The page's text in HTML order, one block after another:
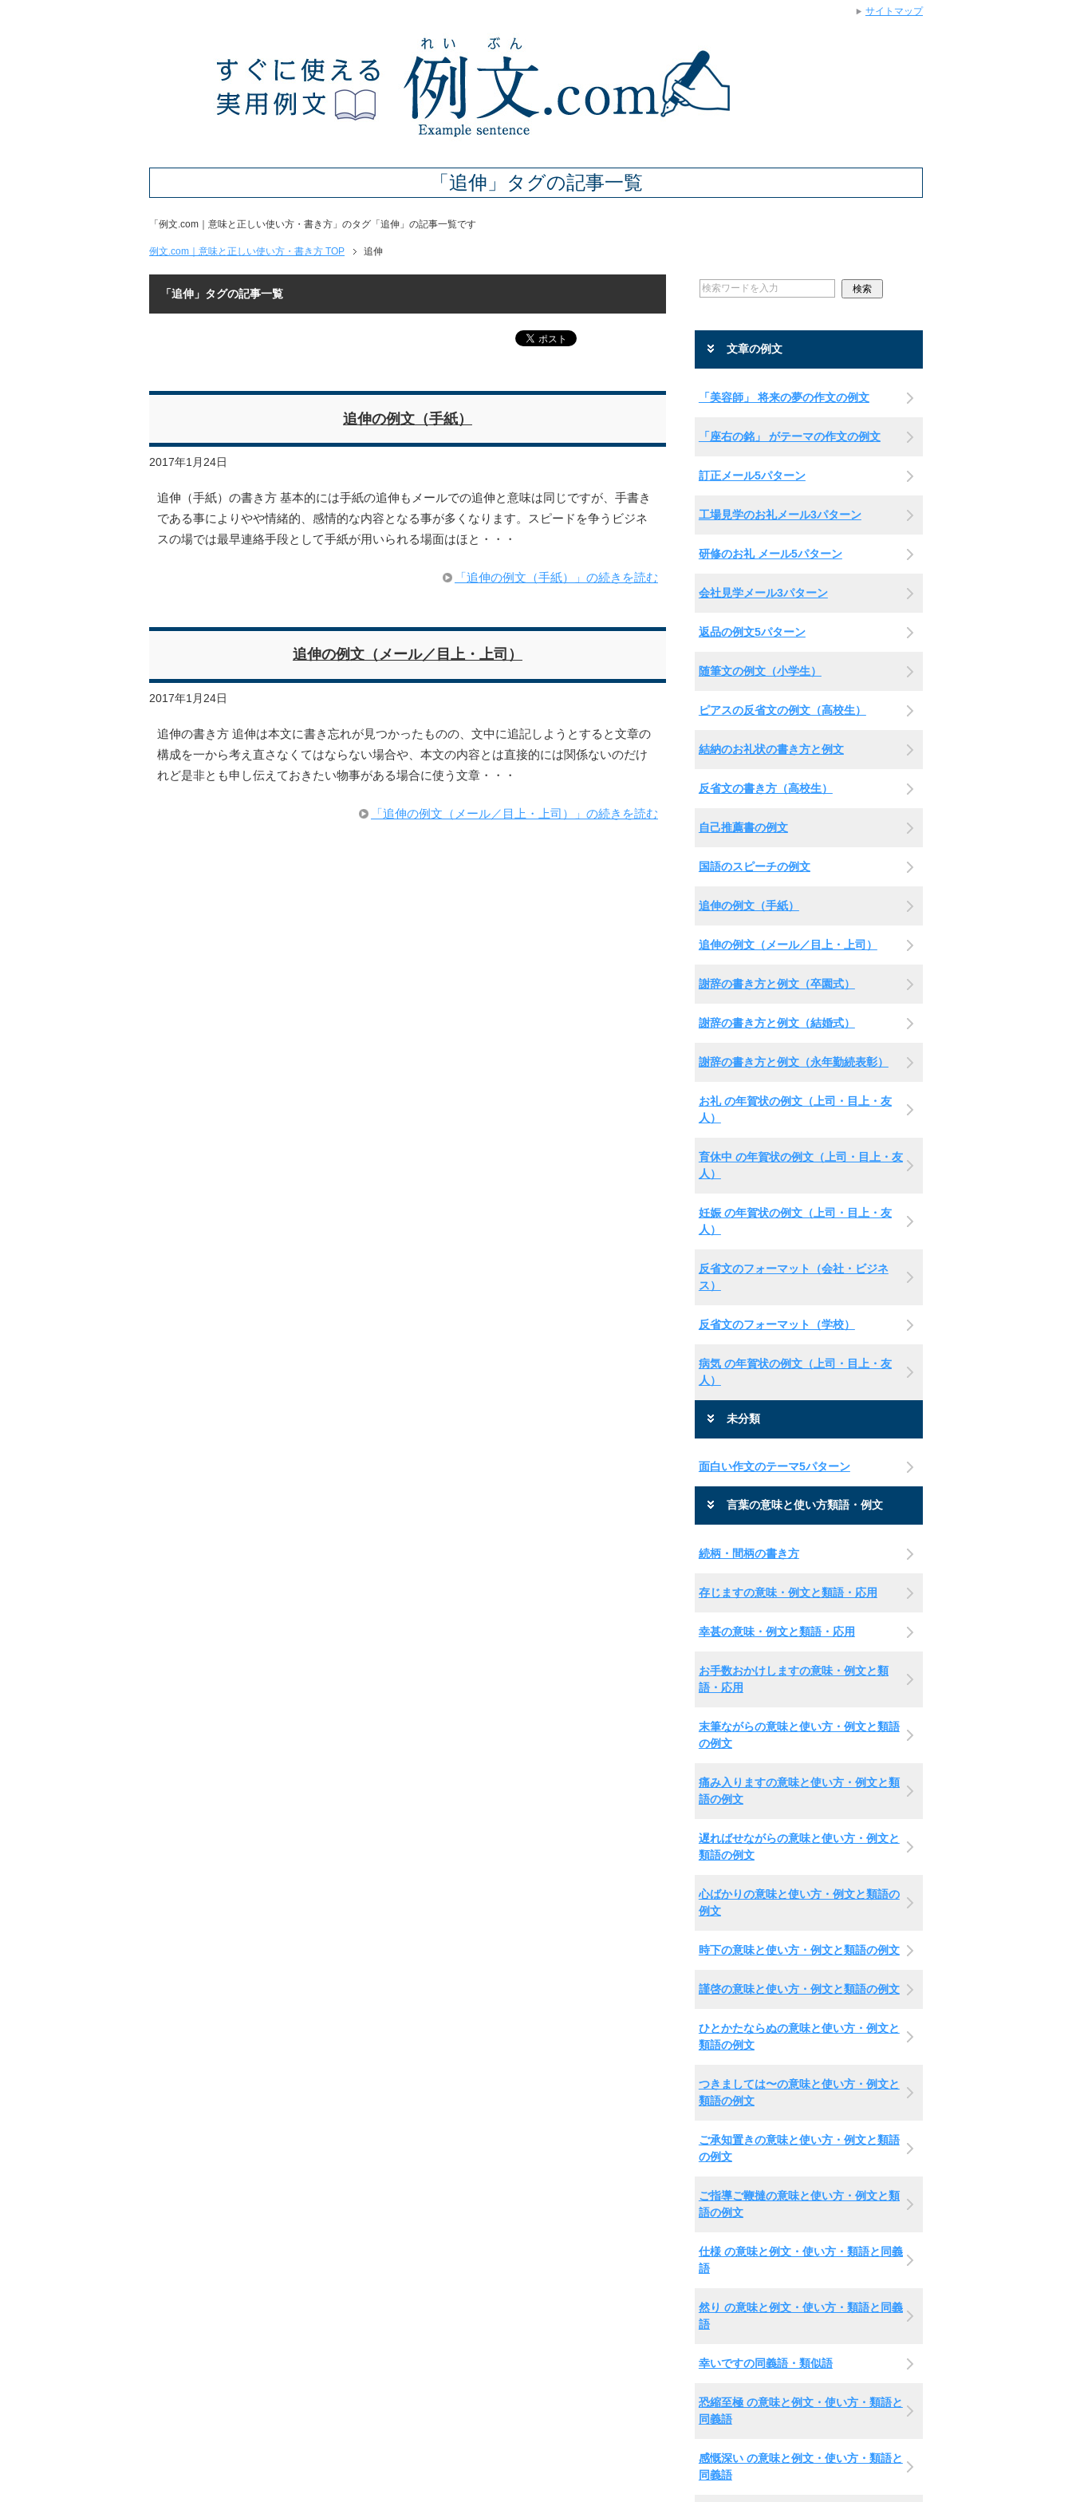
「追伸」タグの記事一覧
「例文.com｜意味と正しい使い方・書き方」のタグ「追伸」の記事一覧です
例文.com｜意味と正しい使い方・書き方 TOP 追伸
「追伸」タグの記事一覧
追伸の例文（手紙）
2017年1月24日
追伸（手紙）の書き方 基本的には手紙の追伸もメールでの追伸と意味は同じですが、手書き
である事によりやや情緒的、感情的な内容となる事が多くなります。スピードを争うビジネ
スの場では最早連絡手段として手紙が用いられる場面はほと・・・
「追伸の例文（手紙）」の続きを読む
追伸の例文（メール／目上・上司）
2017年1月24日
追伸の書き方 追伸は本文に書き忘れが見つかったものの、文中に追記しようとすると文章の
構成を一から考え直さなくてはならない場合や、本文の内容とは直接的には関係ないのだけ
れど是非とも申し伝えておきたい物事がある場合に使う文章・・・
「追伸の例文（メール／目上・上司）」の続きを読む
文章の例文
「美容師」 将来の夢の作文の例文
「座右の銘」 がテーマの作文の例文
訂正メール5パターン
工場見学のお礼メール3パターン
研修のお礼 メール5パターン
会社見学メール3パターン
返品の例文5パターン
随筆文の例文（小学生）
ピアスの反省文の例文（高校生）
結納のお礼状の書き方と例文
反省文の書き方（高校生）
自己推薦書の例文
国語のスピーチの例文
追伸の例文（手紙）
追伸の例文（メール／目上・上司）
謝辞の書き方と例文（卒園式）
謝辞の書き方と例文（結婚式）
謝辞の書き方と例文（永年勤続表彰）
お礼 の年賀状の例文（上司・目上・友
人）
育休中 の年賀状の例文（上司・目上・友
人）
妊娠 の年賀状の例文（上司・目上・友
人）
反省文のフォーマット（会社・ビジネ
ス）
反省文のフォーマット（学校）
病気 の年賀状の例文（上司・目上・友
人）
未分類
面白い作文のテーマ5パターン
言葉の意味と使い方類語・例文
続柄・間柄の書き方
存じますの意味・例文と類語・応用
幸甚の意味・例文と類語・応用
お手数おかけしますの意味・例文と類
語・応用
末筆ながらの意味と使い方・例文と類語
の例文
痛み入りますの意味と使い方・例文と類
語の例文
遅ればせながらの意味と使い方・例文と
類語の例文
心ばかりの意味と使い方・例文と類語の
例文
時下の意味と使い方・例文と類語の例文
謹啓の意味と使い方・例文と類語の例文
ひとかたならぬの意味と使い方・例文と
類語の例文
つきましては〜の意味と使い方・例文と
類語の例文
ご承知置きの意味と使い方・例文と類語
の例文
ご指導ご鞭撻の意味と使い方・例文と類
語の例文
仕様 の意味と例文・使い方・類語と同義
語
然り の意味と例文・使い方・類語と同義
語
幸いですの同義語・類似語
恐縮至極 の意味と例文・使い方・類語と
同義語
感慨深い の意味と例文・使い方・類語と
同義語
サイトマップ